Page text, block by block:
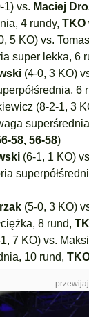
1) vs. Maciej
4 rundy,TKO
5 KO) vs.
super lekka, 6
(4-0, 3 KO)
6
(8-2-1, 3
58, 56-58)
(6-1, 1 KO)
(5-0, 3 KO)
8 rund,
7 KO) vs.
10 rund,